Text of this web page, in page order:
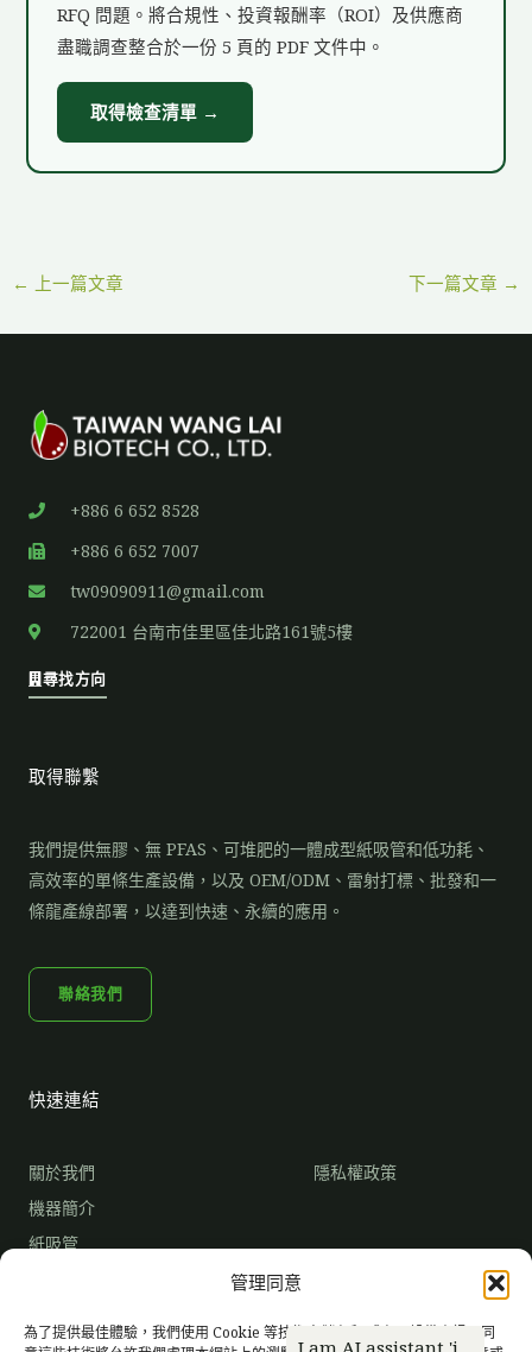
管理同意
為了提供最佳體驗，我們使用 Cookie 等技術來儲存和/或存取設備資訊。同
RFQ 問題。將合規性、投資報酬率（ROI）及供應商
盡職調查整合於一份 5 頁的 PDF 文件中。
取得檢查清單 →
← 上一篇文章 下一篇文章 →
+886 6 652 8528
+886 6 652 7007
tw09090911@gmail.com
722001 台南市佳里區佳北路161號5樓
尋找方向
取得聯繫
我們提供無膠、無 PFAS、可堆肥的一體成型紙吸管和低功耗、
高效率的單條生產設備，以及 OEM/ODM、雷射打標、批發和一
條龍產線部署，以達到快速、永續的應用。
聯絡我們
快速連結
關於我們
機器簡介
紙吸管
隱私權政策